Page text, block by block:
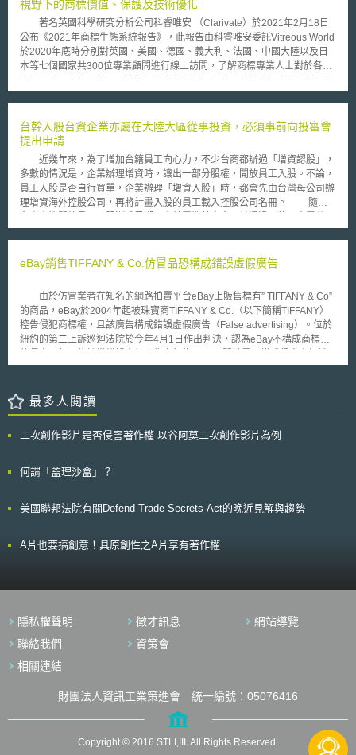
主要包含以下幾項: 對於當事人進行定義，並對賠償委員會組成員之成員進
行規範，例如委員會的審查委員應是具備七年以上執業經驗之律師或者在著
作權侵權訴訟方面有豐富的經驗。 對委員會職責與權限加以規定，例如，
促進雙方調解成立、不得擔任與委員會職責相牴觸之任何職務。 對程序的
進行有所規範，例如，得在訴訟中自願參加著作權賠償委員會之程序。程序
訟程序。 對調解程序相關行為進行規範，例如當事人之代表人可以是自
如，賠償委員會不能排除訴訟、不能反訴、不能下最終判斷，以及賠償委員
會的任何決定，不得作為法律判決先例被引用等。 這項法案得到眾多
藝術家和音樂發行人的支持，但受到一些消費權益團體反對，包括電子疆界
基金會和公共知識組織(the Electronic Frontier Foundation and Public
Knowledge)，他們認為這項法案最大的缺點就是，缺乏結構性的保障以對
抗濫用。這項法案對於被指控侵權的人幾乎沒有保護，更可能使不肖之徒有
機可乘，隨意濫行訴訟以尋求更高額的和解金；加諸委員會並非司法部門，
由委員會進行裁決，有憲法上疑慮，這都是需要詳加斟酌考慮。
視野下的商標價值、保護及技術優化
著名英國科學研究分析公司科睿唯安 （Clarivate）於2021年2月18日
公布《2021年商標生態系統報告》，此報告由科睿唯安委託Vitreous World
於2020年底時分別對英國、美國、德國、義大利、法國、中國大陸以及日
本等七個國家共300位專業顧問進行線上訪問，了解商標專業人士對於各國
下： 全球商標侵權狀況持續上升中：相較於2017年共有74%受訪者提及曾
達89%受訪者表示常經手商標侵權案件，且逾半數者表示，其企業在遭遇商
標侵權後更改了品牌名稱，此類狀況於日本特別嚴重。 高階主管態度影響
企業獲利機會：89%受訪者表示，企業高階主管人員對於智財問題無意識或
不予關注時，組織往往無法利用商標或其他智財權利以適時抓緊商機、進入
新市場或建立新合作關係。其中亦有五分之一受訪者提到，其企業董事會相
關成員完全不參與企業智財議題討論。 社群媒體名稱成為許多商標侵權管
道的起源：此次共有50%受訪者表示，社群媒體名稱成為首要的商標侵權源
今全球產業趨勢已進入知識創新時代，企業欲保持競爭力需善用智財權
成員齊心關注努力，而不僅是商標部門人員的責任，管理階層更應了解企業
台幹入股台資企業亦屬在大陸大區從事投資，必須事前向投審會
提出申請
近幾年來，為了增加台籍員工向心力，不少台商都辦過「增資認股」，
多數的情況是，企業辦理增資時，讓出一部分股權，開放員工入股。不論，
員工入股是否自行買單，企業辦理「增資入股」時，都會先由台灣母公司辦
理增資海外控股公司，再將計畫入股的員工載入控股公司名冊。 隨著
恆通增資為首例，讓台籍幹部入股百分之二十，未來海外子公司，都將循相
界關注。 經濟部投資審議委員指出，依「在大陸地區從事投資或技術
地現有公司股權，視為「在大陸地區從事投資」，必須在行為發生前，依同
法第７條第１ 項備具申請書件向投審會申請許可，縱投資金額在公告限額
以下，亦應填具申報書並檢附相關文件向投審會申報。 根據上開規
定，台幹入股台資企業，視為「投資」行為，必須事前提出申請，否則恐將
挨罰。另員工入股之後，按在大陸地區從事投資或技術合作審查原則第３點
eBay銷售TIFFANY & Co.仿冒品恐構成錯誤虛假廣告
由於仿冒業者在知名的網路拍賣平台eBay上販售標有” TIFFANY & Co”
的商品，eBay於2004年起被珠寶商TIFFANY & Co.（以下簡稱TIFFANY）
控告侵犯商標權，且該廣告構成錯誤虛假廣告（False advertising）。位於
紐約的第二上訴巡迴法院於今年4月1日作出判決，認為eBay不構成商標權
之判斷，考量eBay本身為網路拍賣平台提供者，並非實際將商品上架之
院認定eBay並未侵害TIFFANY的商標權。 這個判決結果對於類似eBay
的網路平台業者而言，無非是個喜訊，但在是否構成錯誤虛偽廣告，上訴法
告頁面文字並不會使消費者產生誤認之虞，但第二上訴巡迴法院則持相反見
是仿冒品，eBay才有可能免除責任，否則，eBay應該對其平台上出現可能
訴巡迴法院亦在判決中強調，eBay已善盡相當的努力來打擊仿冒品。每年
應特別關注反侵權方面的議題。eBay隨後發表聲明，認為此判決結果對於
最多人閱讀
二次創作影片是否侵害著作權-以谷阿莫二次創作影片為例
何謂「監理沙盒」？
美國聯邦法院有關Defend Trade Secrets Act的晚近見解與趨勢
A片也要搞創意！具原創性之A片享有著作權
隱私權聲明 徵才訊息
網站導覽
聯絡我們
資策會
相關連結
財團法人資訊工業策進會 統一編號：05076416
Copyright © 2016 STLI,III. All Rights Reserved.